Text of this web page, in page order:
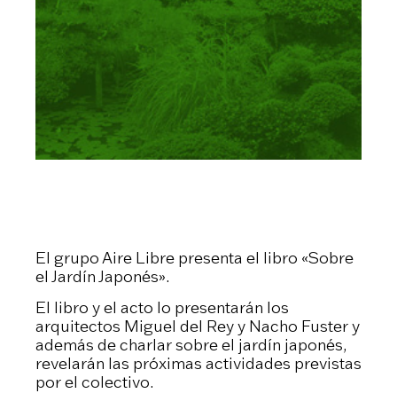
El grupo Aire Libre presenta el libro «Sobre
el Jardín Japonés».
El libro y el acto lo presentarán los
arquitectos Miguel del Rey y Nacho Fuster y
además de charlar sobre el jardín japonés,
revelarán las próximas actividades previstas
por el colectivo.